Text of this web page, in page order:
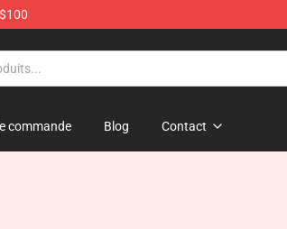
commande Blog Contact